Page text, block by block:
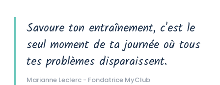
Savoure ton entraînement, c'est le
seul moment de ta journée où tous
tes problèmes disparaissent.
Marianne Leclerc - Fondatrice MyClub